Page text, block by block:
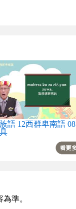
語 12西群卑南語 08
準。